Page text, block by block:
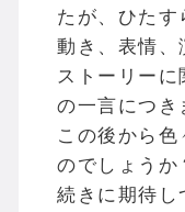
たが、ひた
動き、表情、
ストーリーに
の一言につき
この後から色
のでしょうか
続きに期待し